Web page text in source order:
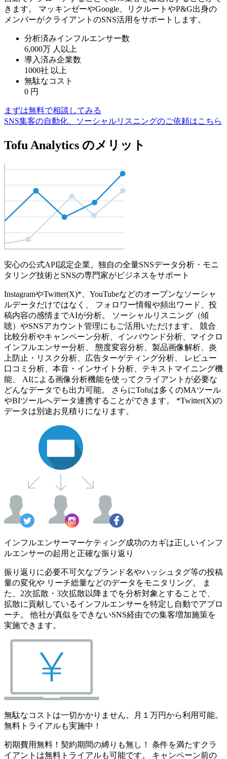
きます。 マッキンゼーやGoogle、リクルートやP&G出身の
メンバーがクライアントのSNS活用をサポートします。
分析済みインフルエンサー数
6,000万 人以上
導入済み企業数
1000社 以上
無駄なコスト
0 円
まずは無料で相談してみる
SNS集客の自動化、ソーシャルリスニングのご依頼はこちら
Tofu Analytics のメリット
安心の公式API認定企業。独自の全量SNSデータ分析・モニ
タリング技術とSNSの専門家がビジネスをサポート
InstagramやTwitter(X)*、YouTubeなどのオープンなソーシャ
ルデータだけではなく、 フォロワー情報や頻出ワード、投
稿内容の感情までAIが分析。 ソーシャルリスニング（傾
聴）やSNSアカウント管理にもご活用いただけます。 競合
比較分析やキャンペーン分析、インバウンド分析、マイクロ
インフルエンサー分析、 態度変容分析、製品画像解析、炎
上防止・リスク分析、広告ターゲティング分析、 レビュー
口コミ分析、本音・インサイト分析、テキストマイニング機
能、 AIによる画像分析機能を使ってクライアントが必要な
どんなデータでも出力可能。 さらにTofuは多くのMAツール
やBIツールへデータ連携することができます。 *Twitter(X)の
データは別途お見積りになります。
インフルエンサーマーケティング成功のカギは正しいインフ
ルエンサーの起用と正確な振り返り
振り返りに必要不可欠なブランド名やハッシュタグ等の投稿
量の変化や リーチ総量などのデータをモニタリング。 ま
た、2次拡散・3次拡散以降までを分析対象とすることで、
拡散に貢献しているインフルエンサーを特定し自動でアプロ
ーチ。 他社が真似をできないSNS経由での集客増加施策を
実施できます。
無駄なコストは一切かかりません。月１万円から利用可能。
無料トライアルも実施中！
初期費用無料！契約期間の縛りも無し！ 条件を満たすクラ
イアントは無料トライアルも可能です。 キャンペーン前の